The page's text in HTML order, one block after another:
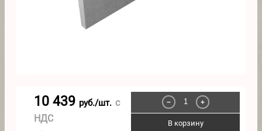
10 439 руб./шт. с
НДС
− +
В корзину